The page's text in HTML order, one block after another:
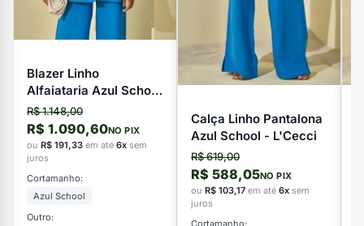
Blazer Linho
Alfaiataria Azul School
- L'Cecci
R$ 1.148,00
R$ 1.090,60NO PIX
ou R$ 191,33 em até 6x sem
juros
Cortamanho:
Azul School
Outro:
Calça Linho Pantalona
Azul School - L'Cecci
R$ 619,00
R$ 588,05NO PIX
ou R$ 103,17 em até 6x sem
juros
Cortamanho: